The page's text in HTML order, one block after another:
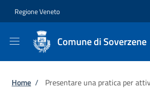
Regione Veneto
Comune di Soverzene
Briciole di pane
Home / Presentare una pratica per